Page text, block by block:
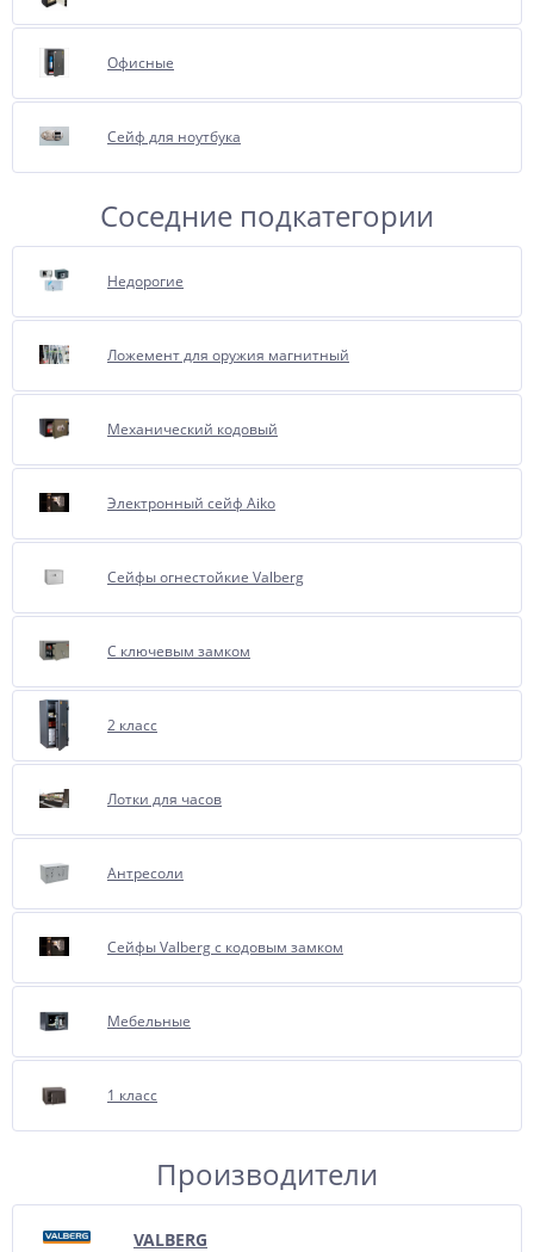
Вас об этой опции.
Офисные
Сейф для ноутбука
Соседние подкатегории
Недорогие
Ложемент для оружия магнитный
Механический кодовый
Электронный сейф Aiko
Сейфы огнестойкие Valberg
С ключевым замком
2 класс
Лотки для часов
Антресоли
Сейфы Valberg с кодовым замком
Мебельные
1 класс
Производители
VALBERG